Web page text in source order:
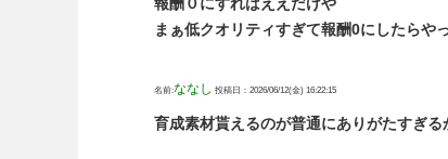
まぁ低クオリティすぎて報酬0にしたらや
名前:ななし 投稿日：2026/06/12(金) 16:22:15
育成素材貰えるのが普通にありがたすぎ